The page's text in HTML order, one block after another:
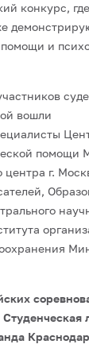
конкурс,
и
вошли
помощи
центра г.